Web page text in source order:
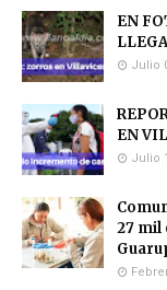
EN
Julio
EN
Julio
27 mil